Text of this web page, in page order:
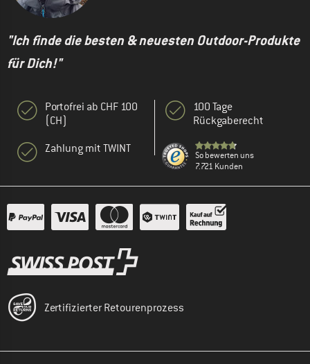
"Ich finde die besten & neuesten Outdoor-Produkte
für Dich!"
Portofrei ab CHF 100
(CH)
Zahlung mit TWINT
100 Tage
Rückgaberecht
So bewerten uns
7.721 Kunden
Zertifizierter Retourenprozess